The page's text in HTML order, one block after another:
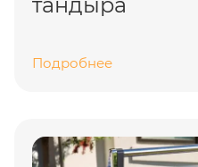
Подробнее